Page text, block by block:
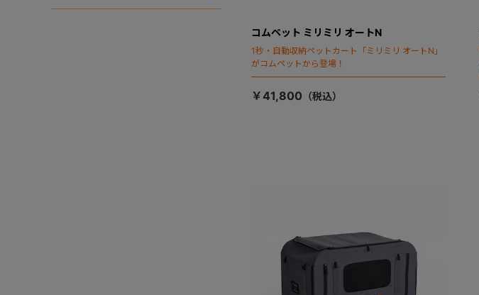
コムペット ミリミリ オートN
1秒・自動収納ペットカート「ミリミリ オートN」
がコムペットから登場！
￥41,800